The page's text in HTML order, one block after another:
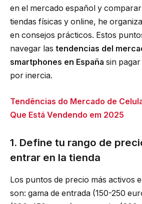
en el mercado español y
tiendas físicas y online, he
en consejos prácticos. Estos
navegar las tendencias del
smartphones en España sin
por inercia.
Tendências do Mercado de
Que Está Vendendo em 2025
1. Define tu rango de
entrar en la tienda
Los puntos de precio más activos
son: gama de entrada (150-250